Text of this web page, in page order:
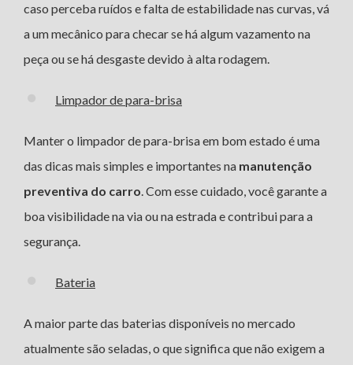
caso perceba ruídos e falta de estabilidade nas curvas, vá
a um mecânico para checar se há algum vazamento na
peça ou se há desgaste devido à alta rodagem.
Limpador de para-brisa
Manter o limpador de para-brisa em bom estado é uma
das dicas mais simples e importantes na manutenção
preventiva do carro. Com esse cuidado, você garante a
boa visibilidade na via ou na estrada e contribui para a
segurança.
Bateria
A maior parte das baterias disponíveis no mercado
atualmente são seladas, o que significa que não exigem a